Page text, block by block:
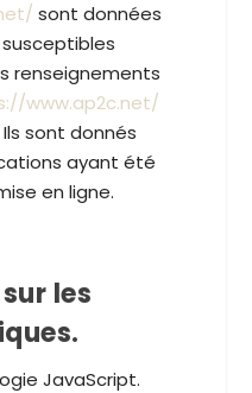
sont données
renseignements
www.ap2c.net/
sont donnés
ayant été
en ligne.
les
JavaScript.